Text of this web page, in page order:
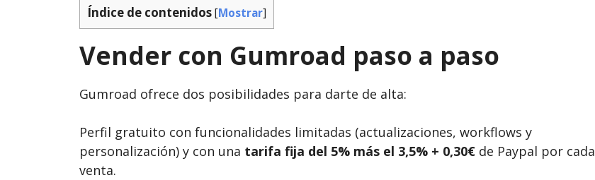
Índice de contenidos[Mostrar]
Vender con Gumroad paso a paso
Gumroad ofrece dos posibilidades para darte de alta:
Perfil gratuito con funcionalidades limitadas (actualizaciones, workflows y
personalización) y con una tarifa fija del 5% más el 3,5% + 0,30€ de Paypal por cada
venta.